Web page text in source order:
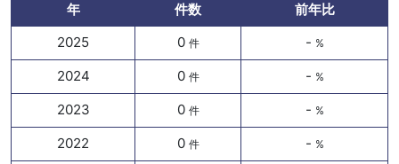
年 件数
前年比
2025
0 件 - %
2024 0 件 - %
2023 0 件 - %
2022 0 件 - %